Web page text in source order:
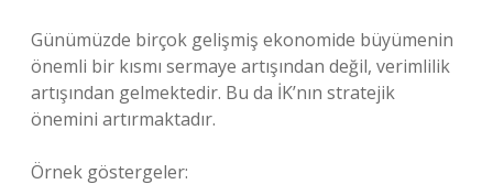
Günümüzde birçok gelişmiş ekonomide büyümenin
önemli bir kısmı sermaye artışından değil, verimlilik
artışından gelmektedir. Bu da İK’nın stratejik
önemini artırmaktadır.
Örnek göstergeler: